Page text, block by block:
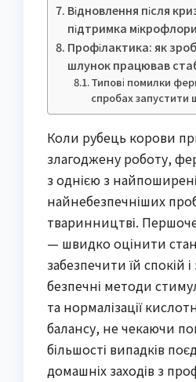
Відновлення після
підтримка мікрофлори
Профілактика: як
шлунок працював
Типові помилки
спробах запустити
Коли рубець корови
злагоджену роботу,
з однією з
найнебезпечніших
тваринництві.
— швидко оцінити
забезпечити їй спокій
безпечні методи
та нормалізації
балансу, не чекаючи
більшості випадків
домашніх заходів з